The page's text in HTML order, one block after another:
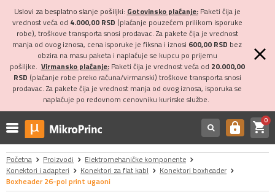
Uslovi za besplatno slanje pošiljki: Gotovinsko plaćanje:Paketi čija je
vrednost veća od 4.000,00 RSD (plaćanje pouzećem prilikom isporuke
robe), troškove transporta snosi prodavac. Za pakete čija je vrednost
manja od ovog iznosa, cena isporuke je fiksna i iznosi 600,00 RSD bez
obzira na masu paketa i naplaćuje se kupcu po prijemu
pošiljke. Virmansko plaćanje:Paketi čija je vrednost veća od 20.000,00
RSD (plaćanje robe preko računa/virmanski) troškove transporta snosi
prodavac. Za pakete čija je vrednost manja od ovog iznosa, isporuka se
naplaćuje po redovnom cenovniku kurirske službe.
https shopping_cart0
Početna Proizvodi
Elektromehaničke komponente
Konektori i adapteri
Konektori za flat kabl
Konektori boxheader
Boxheader 26-pol print ugaoni